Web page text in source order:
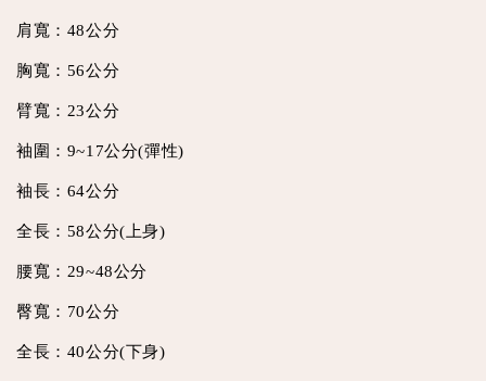
肩寬：48公分
胸寬：56公分
臂寬：23公分
袖圍：9~17公分(彈性)
袖長：64公分
全長：58公分(上身)
腰寬：29~48公分
臀寬：70公分
全長：40公分(下身)